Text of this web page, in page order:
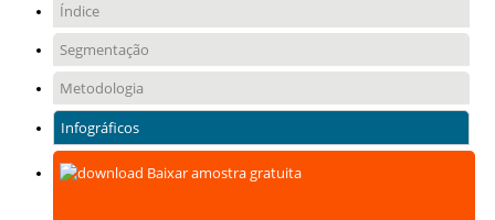
Índice
Segmentação
Metodologia
Infográficos
Baixar amostra gratuita